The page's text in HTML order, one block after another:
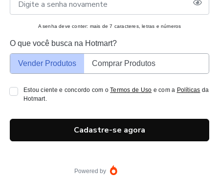
A senha deve conter: mais de 7 caracteres, letras e números
O que você busca na Hotmart?
Vender Produtos Comprar Produtos
Estou ciente e concordo com oTermos de Uso e com a Políticas da
Hotmart.
Cadastre-se agora
Powered by